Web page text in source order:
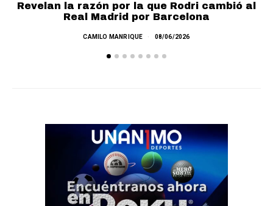
Revelan la razón por la que Rodri cambió al
Real Madrid por Barcelona
CAMILO MANRIQUE 08/06/2026